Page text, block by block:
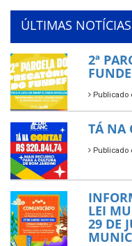
ÚLTIMAS NOTÍCIAS
2ª
Publicado
TÁ NA
Publicado
LEI
29 DE